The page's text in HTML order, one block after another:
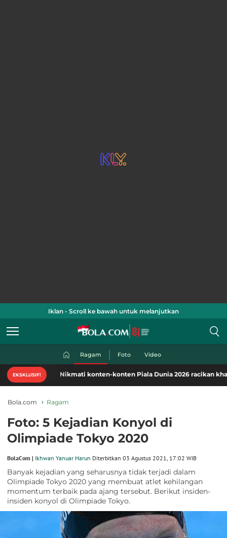
Iklan - Scroll ke bawah untuk melanjutkan
Ragam Foto Video
EKSKLUSIF! Nikmati konten-konten Piala Dunia 2026 racikan khas
Bola.com Ragam
Foto: 5 Kejadian Konyol di
Olimpiade Tokyo 2020
BolaCom | Ikhwan Yanuar Harun Diterbitkan 03 Agustus 2021, 17:02 WIB
Banyak kejadian yang seharusnya tidak terjadi dalam
Olimpiade Tokyo 2020 yang membuat atlet kehilangan
momentum terbaik pada ajang tersebut. Berikut insiden-
insiden konyol di Olimpiade Tokyo.